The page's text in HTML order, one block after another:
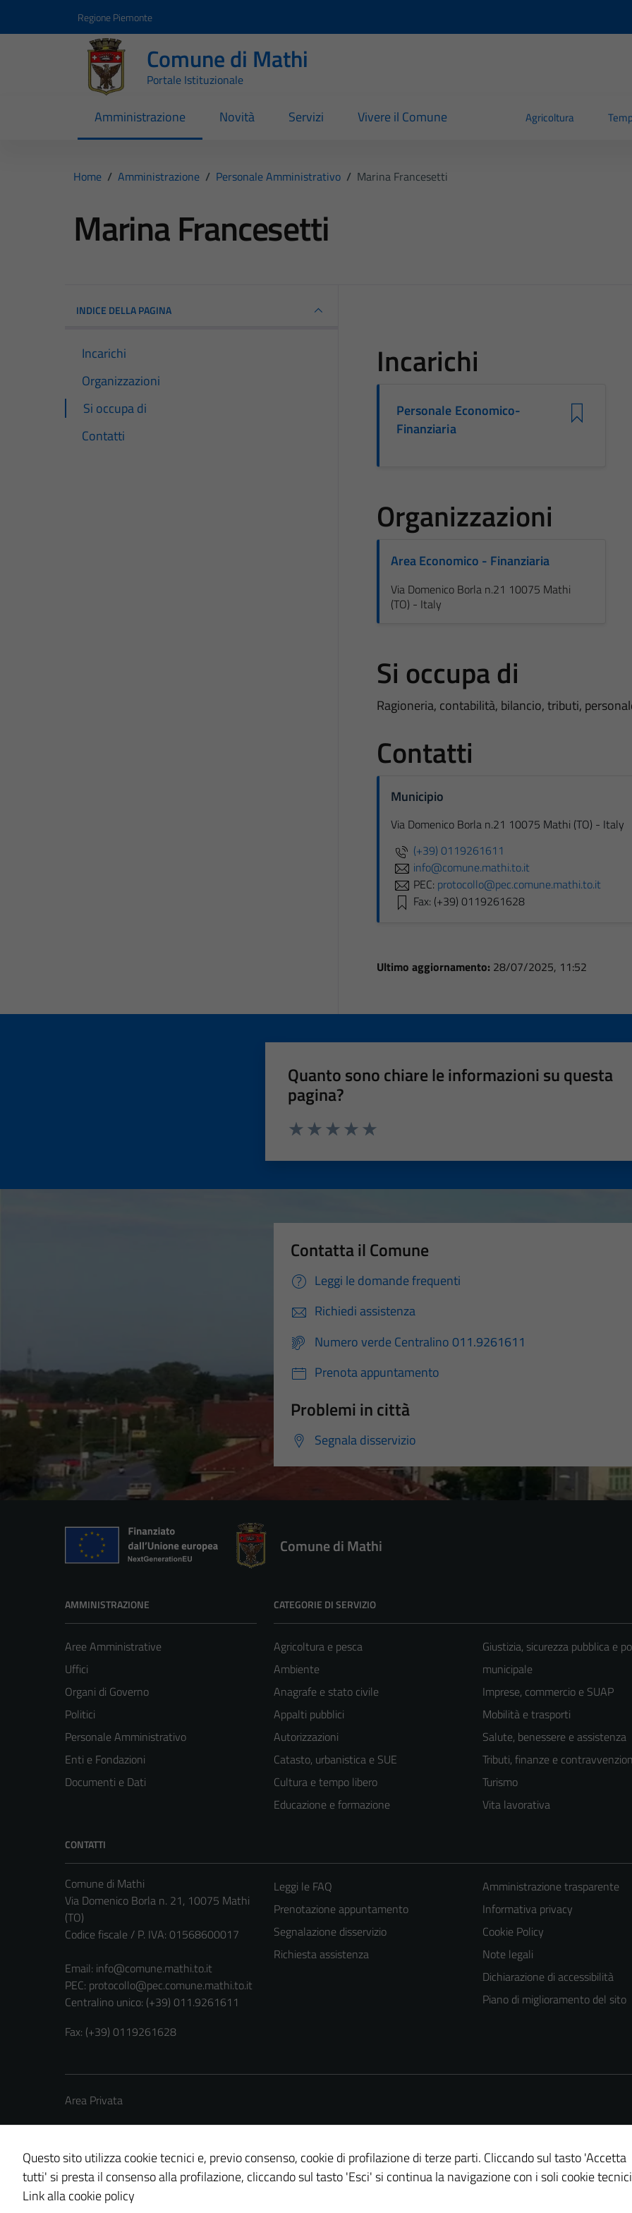
Regione Piemonte
Comune di Mathi
Portale Istituzionale
Amministrazione Novità Servizi Vivere il Comune Agricoltura
Home / Amministrazione / Personale Amministrativo / Marina Francesetti
Marina Francesetti
INDICE DELLA PAGINA
Incarichi
Organizzazioni
Si occupa di
Contatti
Incarichi
Personale Economico-
Finanziaria
Organizzazioni
Area Economico - Finanziaria
Via Domenico Borla n.21 10075 Mathi
(TO) - Italy
Si occupa di
Ragioneria, contabilità, bilancio, tributi,
Contatti
Municipio
Via Domenico Borla n.21 10075 Mathi (TO) - Italy
(+39) 0119261611
info@comune.mathi.to.it
PEC: protocollo@pec.comune.mathi.to.it
Fax: (+39) 0119261628
Ultimo aggiornamento: 28/07/2025, 11:52
Quanto sono chiare le informazioni su questa
pagina?
Contatta il Comune
Leggi le domande frequenti
Richiedi assistenza
Numero verde Centralino 011.9261611
Prenota appuntamento
Problemi in città
Segnala disservizio
Comune di Mathi
AMMINISTRAZIONE
Aree Amministrative
Uffici
Organi di Governo
Politici
Personale Amministrativo
Enti e Fondazioni
Documenti e Dati
CATEGORIE DI SERVIZIO
Agricoltura e pesca
Ambiente
Anagrafe e stato civile
Appalti pubblici
Autorizzazioni
Catasto, urbanistica e SUE
Cultura e tempo libero
Educazione e formazione
Giustizia, sicurezza pubblica e
municipale
Imprese, commercio e SUAP
Mobilità e trasporti
Salute, benessere e assistenza
Tributi, finanze e
Turismo
Vita lavorativa
CONTATTI
Comune di Mathi
Via Domenico Borla n. 21, 10075 Mathi
(TO)
Codice fiscale / P. IVA: 01568600017
Email: info@comune.mathi.to.it
PEC: protocollo@pec.comune.mathi.to.it
Centralino unico: (+39) 011.9261611
Fax: (+39) 0119261628
Leggi le FAQ
Prenotazione appuntamento
Segnalazione disservizio
Richiesta assistenza
Amministrazione trasparente
Informativa privacy
Cookie Policy
Note legali
Dichiarazione di accessibilità
Piano di miglioramento del sito
Area Privata
Credits: © Technical Design s.r.l.
Questo sito utilizza cookie tecnici e, previo consenso, cookie di profilazione di terze parti. Cliccando sul tasto 'Accetta
tutti' si presta il consenso alla profilazione, cliccando sul tasto 'Esci' si continua la navigazione con i soli cookie
Link alla cookie policy
Tecnici